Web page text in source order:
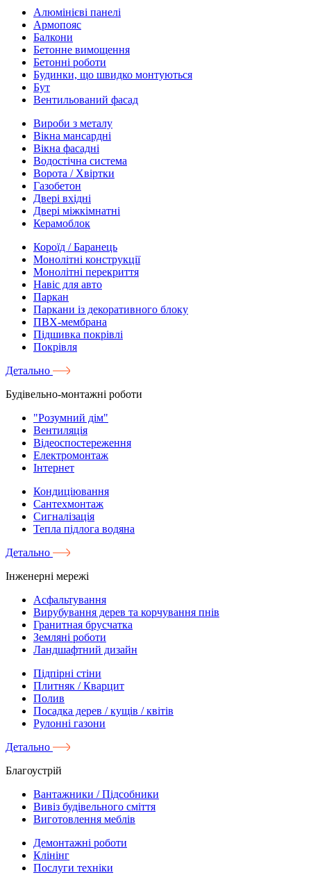
Алюмінієві панелі
Армопояс
Балкони
Бетонне вимощення
Бетонні роботи
Будинки, що швидко монтуються
Бут
Вентильований фасад
Вироби з металу
Вікна мансардні
Вікна фасадні
Водостічна система
Ворота / Хвіртки
Газобетон
Двері вхідні
Двері міжкімнатні
Керамоблок
Короїд / Баранець
Монолітні конструкції
Монолітні перекриття
Навіс для авто
Паркан
Паркани із декоративного блоку
ПВХ-мембрана
Підшивка покрівлі
Покрівля
Детально
Будівельно-монтажні роботи
"Розумний дім"
Вентиляція
Відеоспостереження
Електромонтаж
Інтернет
Кондиціювання
Сантехмонтаж
Сигналізація
Тепла підлога водяна
Детально
Інженерні мережі
Асфальтування
Вирубування дерев та корчування пнів
Гранитная брусчатка
Земляні роботи
Ландшафтний дизайн
Підпірні стіни
Плитняк / Кварцит
Полив
Посадка дерев / кущів / квітів
Рулонні газони
Детально
Благоустрій
Вантажники / Підсобники
Вивіз будівельного сміття
Виготовлення меблів
Демонтажні роботи
Клінінг
Послуги техніки